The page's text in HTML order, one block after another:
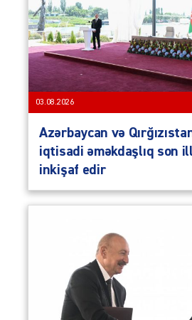
03.08.2026
Azərbaycan və
iqtisadi əməkdaşlıq son
inkişaf edir